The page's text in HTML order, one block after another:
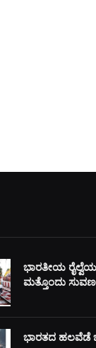
ಭಾರತೀಯ
ಮತ್ತೊಂದು
ಭಾರತದ ಹಲವೆಡೆ